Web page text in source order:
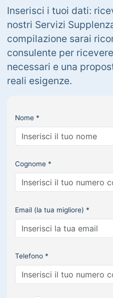
Inserisci i tuoi dati:
nostri Servizi
compilazione sarai
consulente per
necessari e una
reali esigenze.
Nome *
Cognome *
Email (la tua migliore) *
Telefono *